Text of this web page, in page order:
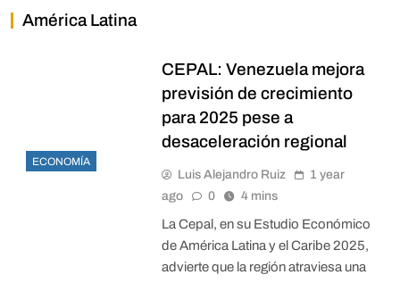
América Latina
ECONOMÍA
CEPAL: Venezuela mejora
previsión de crecimiento
para 2025 pese a
desaceleración regional
Luis Alejandro Ruiz
1 year
ago
0 4 mins
La Cepal, en su Estudio Económico
de América Latina y el Caribe 2025,
advierte que la región atraviesa una